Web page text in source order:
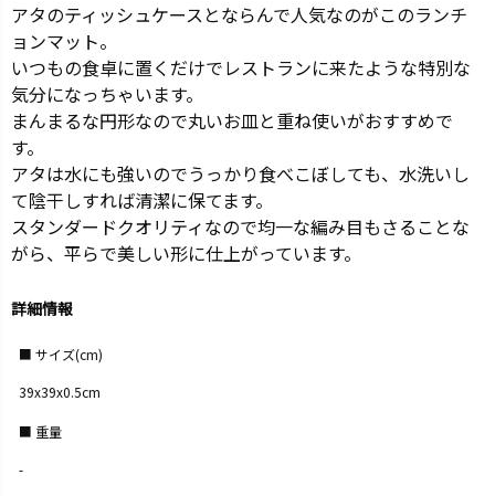
アタのティッシュケースとならんで人気なのがこのランチ
ョンマット。
いつもの食卓に置くだけでレストランに来たような特別な
気分になっちゃいます。
まんまるな円形なので丸いお皿と重ね使いがおすすめで
す。
アタは水にも強いのでうっかり食べこぼしても、水洗いし
て陰干しすれば清潔に保てます。
スタンダードクオリティなので均一な編み目もさることな
がら、平らで美しい形に仕上がっています。
詳細情報
サイズ(cm)
39x39x0.5cm
重量
-